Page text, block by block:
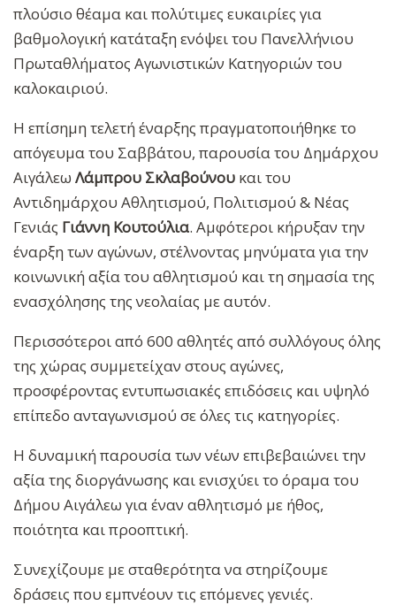
πλούσιο θέαμα και πολύτιμες ευκαιρίες για
βαθμολογική κατάταξη ενόψει του Πανελλήνιου
Πρωταθλήματος Αγωνιστικών Κατηγοριών του
καλοκαιριού.
Η επίσημη τελετή έναρξης πραγματοποιήθηκε το
απόγευμα του Σαββάτου, παρουσία του Δημάρχου
Αιγάλεω Λάμπρου Σκλαβούνου και του
Αντιδημάρχου Αθλητισμού, Πολιτισμού & Νέας
Γενιάς Γιάννη Κουτούλια. Αμφότεροι κήρυξαν την
έναρξη των αγώνων, στέλνοντας μηνύματα για την
κοινωνική αξία του αθλητισμού και τη σημασία της
ενασχόλησης της νεολαίας με αυτόν.
Περισσότεροι από 600 αθλητές από συλλόγους όλης
της χώρας συμμετείχαν στους αγώνες,
προσφέροντας εντυπωσιακές επιδόσεις και υψηλό
επίπεδο ανταγωνισμού σε όλες τις κατηγορίες.
Η δυναμική παρουσία των νέων επιβεβαιώνει την
αξία της διοργάνωσης και ενισχύει το όραμα του
Δήμου Αιγάλεω για έναν αθλητισμό με ήθος,
ποιότητα και προοπτική.
Συνεχίζουμε με σταθερότητα να στηρίζουμε
δράσεις που εμπνέουν τις επόμενες γενιές.